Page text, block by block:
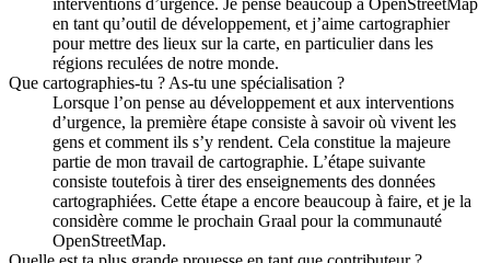
interventions d’urgence. Je pense beaucoup à OpenStreetMap
en tant qu’outil de développement, et j’aime cartographier
pour mettre des lieux sur la carte, en particulier dans les
régions reculées de notre monde.
Que cartographies-tu ? As-tu une spécialisation ?
Lorsque l’on pense au développement et aux interventions
d’urgence, la première étape consiste à savoir où vivent les
gens et comment ils s’y rendent. Cela constitue la majeure
partie de mon travail de cartographie. L’étape suivante
consiste toutefois à tirer des enseignements des données
cartographiées. Cette étape a encore beaucoup à faire, et je la
considère comme le prochain Graal pour la communauté
OpenStreetMap.